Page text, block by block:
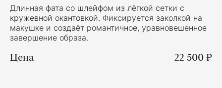
Длинная фата со шлейфом из лёгкой сетки с
кружевной окантовкой. Фиксируется заколкой на
макушке и создаёт романтичное, уравновешенное
завершение образа.
Цена 22 500 ₽